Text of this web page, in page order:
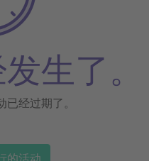
生了。
经过期了。
的活动